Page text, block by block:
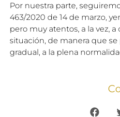
Por nuestra parte,
463/2020 de 14 de marzo,
pero muy atentos, a la vez,
situación, de manera que
gradual, a la plena